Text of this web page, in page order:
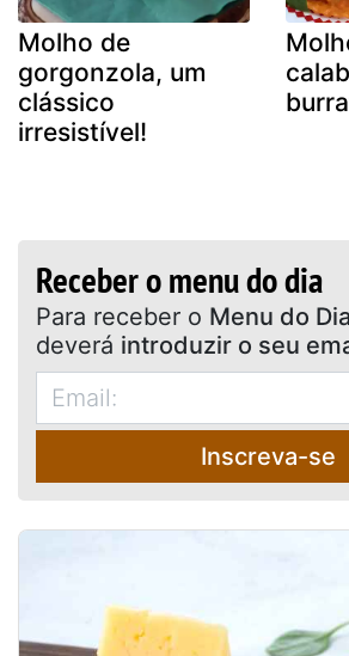
Molho de
gorgonzola, um
clássico
irresistível!
Receber o menu do dia
Para receber o Menu do Dia
deverá introduzir o seu
Inscreva-se